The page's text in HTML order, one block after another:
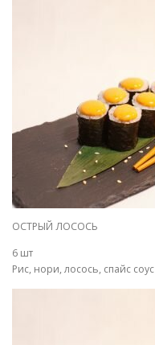
ОСТРЫЙ ЛОСОСЬ
6 шт
Рис, нори, лосось, спайс соус